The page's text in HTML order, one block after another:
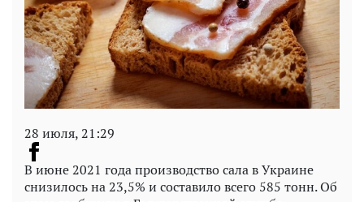
28 июля, 21:29
В июне 2021 года производство сала в Украине
снизилось на 23,5% и составило всего 585 тонн. Об